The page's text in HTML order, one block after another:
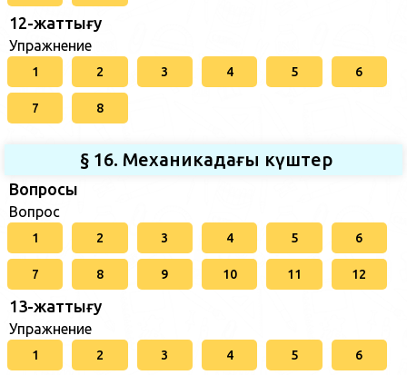
12-жаттығу
Упражнение
1 2 3 4 5 6
7 8
§ 16. Механикадағы күштер
Вопросы
Вопрос
1 2 3 4 5 6
7 8 9 10 11 12
13-жаттығу
Упражнение
1 2 3 4 5 6